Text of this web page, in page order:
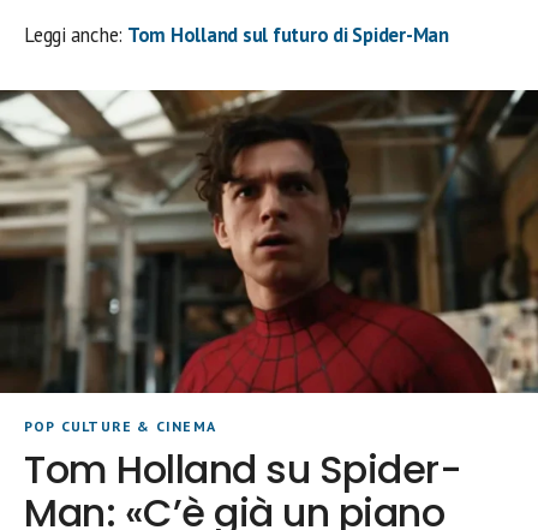
Leggi anche: Tom Holland sul futuro di Spider-Man
POP CULTURE & CINEMA
Tom Holland su Spider-
Man: «C’è già un piano